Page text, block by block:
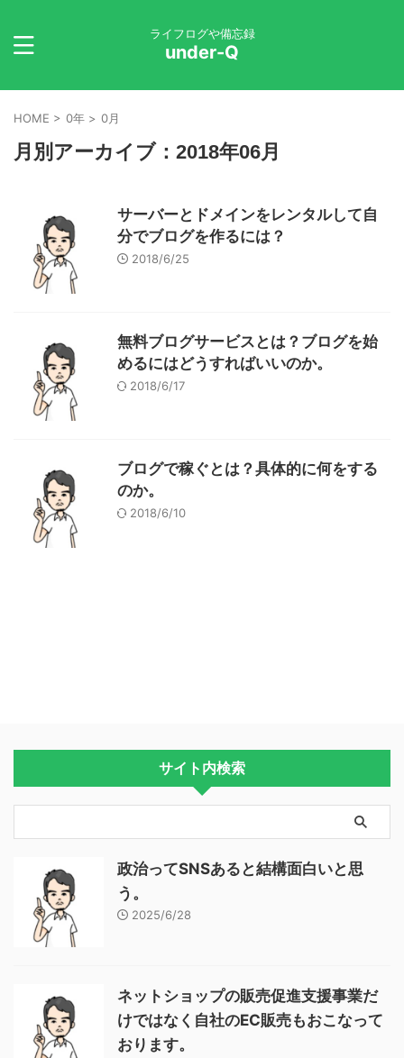
ライフログや備忘録
under-Q
HOME > 0年 > 0月
月別アーカイブ：2018年06月
サーバーとドメインをレンタルして自
分でブログを作るには？
2018/6/25
無料ブログサービスとは？ブログを始
めるにはどうすればいいのか。
2018/6/17
ブログで稼ぐとは？具体的に何をする
のか。
2018/6/10
サイト内検索
政治ってSNSあると結構面白いと思
う。
2025/6/28
ネットショップの販売促進支援事業だ
けではなく自社のEC販売もおこなって
おります。